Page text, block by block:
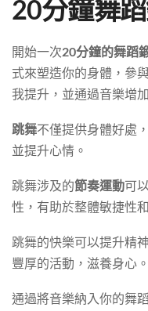
20分鐘舞
開始一次20分鐘的舞蹈
式來塑造你的身體，參
我提升，並通過音樂增
跳舞不僅提供身體好處
並提升心情。
跳舞涉及的節奏運動可
性，有助於整體敏捷性
跳舞的快樂可以提升精
豐厚的活動，滋養身心。
通過將音樂納入你的舞